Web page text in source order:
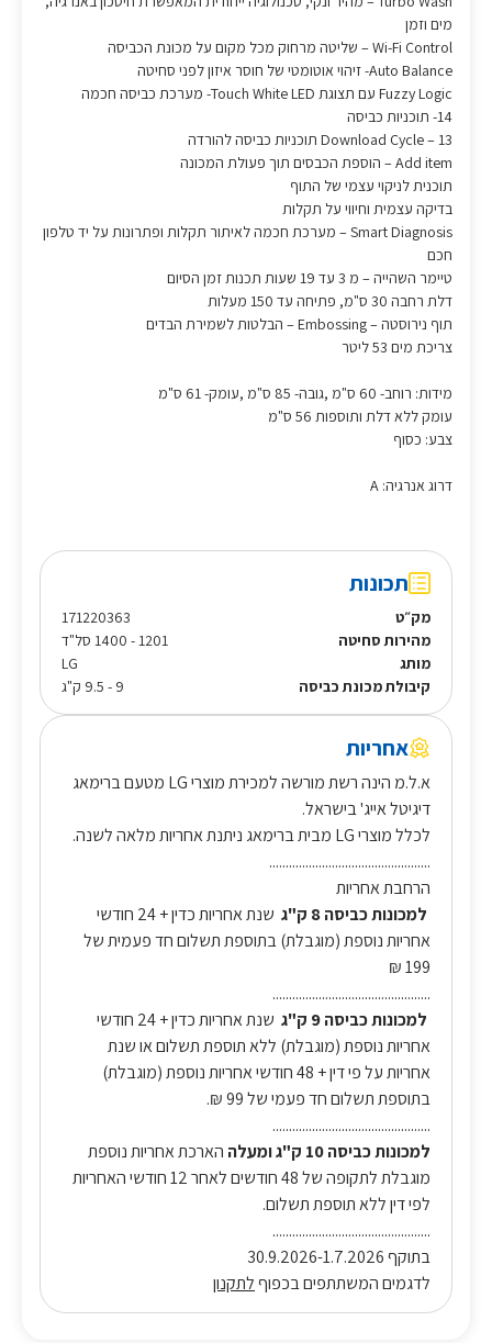
מים וזמן
Wi-Fi Control – שליטה מרחוק מכל מקום על מכונת הכביסה
Auto Balance- זיהוי אוטומטי של חוסר איזון לפני סחיטה
Fuzzy Logic עם תצוגת Touch White LED- מערכת כביסה חכמה
14- תוכניות כביסה
Download Cycle – 13 תוכניות כביסה להורדה
Add item – הוספת הכבסים תוך פעולת המכונה
תוכנית לניקוי עצמי של התוף
בדיקה עצמית וחיווי על תקלות
Smart Diagnosis – מערכת חכמה לאיתור תקלות ופתרונות על יד טלפון
חכם
טיימר השהייה – מ 3 עד 19 שעות תכנות זמן הסיום
דלת רחבה 30 ס"מ, פתיחה עד 150 מעלות
תוף נירוסטה – Embossing – הבלטות לשמירת הבדים
צריכת מים 53 ליטר
מידות: רוחב- 60 ס"מ ,גובה- 85 ס"מ ,עומק- 61 ס"מ
עומק ללא דלת ותוספות 56 ס"מ
צבע: כסוף
דרוג אנרגיה: A
תכונות
מק״ט
171220363
מהירות סחיטה
1201 - 1400 סל"ד
מותג
LG
קיבולת מכונת כביסה
9 - 9.5 ק"ג
אחריות
א.ל.מ הינה רשת מורשה למכירת מוצרי LG מטעם ברימאג
דיגיטל אייג' בישראל.
לכלל מוצרי LG מבית ברימאג ניתנת אחריות מלאה לשנה.
.................................................
הרחבת אחריות
למכונות כביסה 8 ק"ג
שנת אחריות כדין + 24 חודשי
אחריות נוספת (מוגבלת) בתוספת תשלום חד פעמית של
199 ₪
................................................
למכונות כביסה 9 ק"ג
שנת אחריות כדין + 24 חודשי
אחריות נוספת (מוגבלת) ללא תוספת תשלום או שנת
אחריות על פי דין + 48 חודשי אחריות נוספת (מוגבלת)
בתוספת תשלום חד פעמי של 99 ₪.
................................................
למכונות כביסה 10 ק"ג ומעלה
הארכת אחריות נוספת
מוגבלת לתקופה של 48 חודשים לאחר 12 חודשי האחריות
לפי דין ללא תוספת תשלום.
................................................
בתוקף 30.9.2026-1.7.2026
לדגמים המשתתפים בכפוףלתקנון